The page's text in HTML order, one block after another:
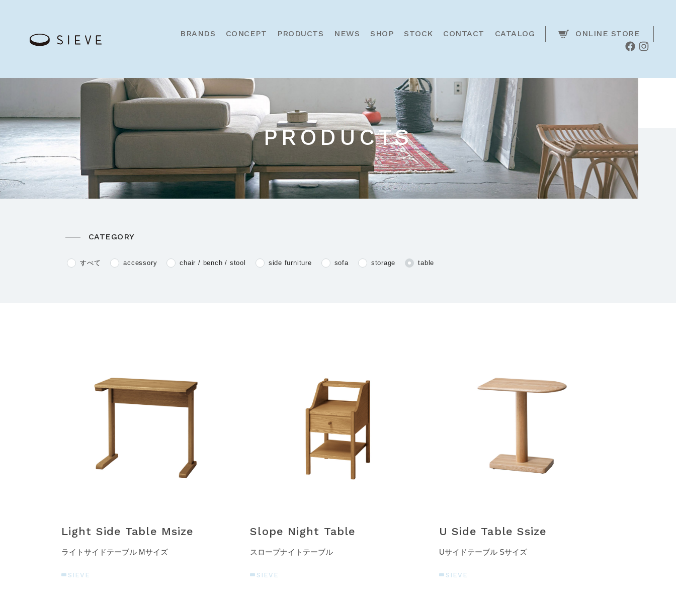
BRANDS CONCEPT PRODUCTS NEWS SHOP STOCK CONTACT CATALOG ONLINE STORE
PRODUCTS
CATEGORY
すべて accessory chair / bench / stool side furniture sofa storage table
Light Side Table Msize
ライトサイドテーブル Mサイズ
SIEVE
Slope Night Table
スロープナイトテーブル
SIEVE
U Side Table Ssize
Uサイドテーブル Sサイズ
SIEVE